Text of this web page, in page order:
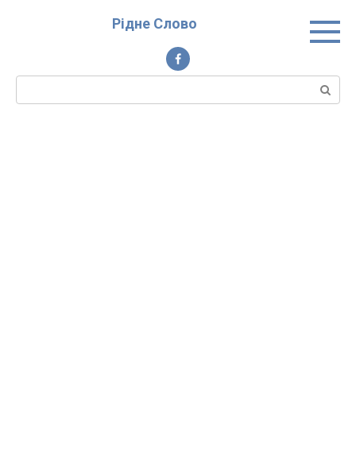
Рідне Слово
Пошук: